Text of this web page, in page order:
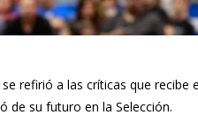
refirió a las críticas que
de su futuro en la Selección.